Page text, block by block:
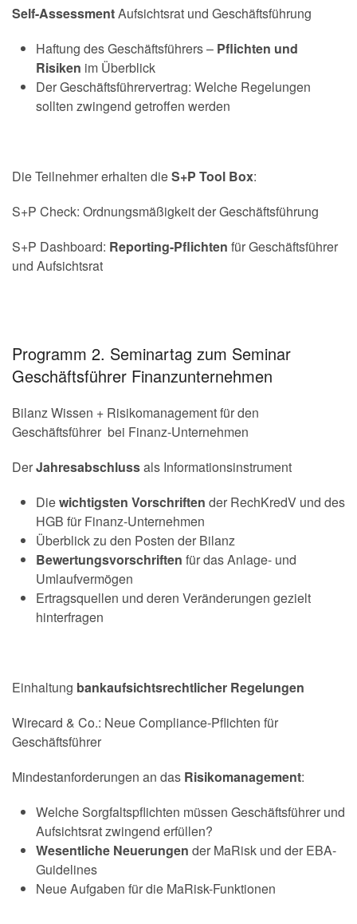
Self-AssessmentAufsichtsrat und Geschäftsführung
Haftung des Geschäftsführers – Pflichten und
Risiken im Überblick
Der Geschäftsführervertrag: Welche Regelungen
sollten zwingend getroffen werden
Die Teilnehmer erhalten dieS+P Tool Box:
S+P Check: Ordnungsmäßigkeit der Geschäftsführung
S+P Dashboard: Reporting-Pflichten für Geschäftsführer
und Aufsichtsrat
Programm 2. Seminartag zum Seminar
Geschäftsführer Finanzunternehmen
Bilanz Wissen + Risikomanagement für den
Geschäftsführer bei Finanz-Unternehmen
DerJahresabschlussals Informationsinstrument
Diewichtigsten Vorschriften der RechKredV und des
HGB für Finanz-Unternehmen
Überblick zu den Posten der Bilanz
Bewertungsvorschriften für das Anlage- und
Umlaufvermögen
Ertragsquellen und deren Veränderungen gezielt
hinterfragen
Einhaltung bankaufsichtsrechtlicher Regelungen
Wirecard & Co.: Neue Compliance-Pflichten für
Geschäftsführer
Mindestanforderungen an das Risikomanagement:
Welche Sorgfaltspflichten müssen Geschäftsführer und
Aufsichtsrat zwingend erfüllen?
Wesentliche Neuerungen der MaRisk und der EBA-
Guidelines
Neue Aufgaben für die MaRisk-Funktionen